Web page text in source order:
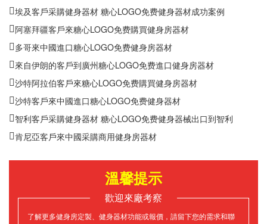
埃及客戶采購健身器材 糖心LOGO免费健身器材成功案例
阿塞拜疆客戶來糖心LOGO免费購買健身房器材
多哥來中國進口糖心LOGO免费健身房器材
來自伊朗的客戶到廣州糖心LOGO免费進口健身房器材
沙特阿拉伯客戶來糖心LOGO免费購買健身房器材
沙特客戶來中國進口糖心LOGO免费健身器材
智利客戶采購健身器材 糖心LOGO免费健身器械出口到智利
肯尼亞客戶來中國采購商用健身房器材
溫馨提示
歡迎來廠考察
了解更多健身房定製、健身器材功能或報價，請留下您的需求和聯